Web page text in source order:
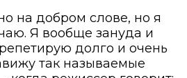
на добром слове, но я
Я вообще зануда и
долго и очень
так называемые